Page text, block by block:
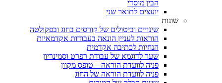
הבין מוסדי
יועצים לתואר שני
שונות
שינויים וביטולים של קורסים בחוג ובפקולטה
הוראות לעניין הונאה בעבודות אקדמאיות
הנחיות לכתיבה אקדמית
שער לדוגמא של עבודת רפרט וסמינריון
פניה לוועדת הוראה – טופס מקוון
פניה לוועדת הוראה של החוג